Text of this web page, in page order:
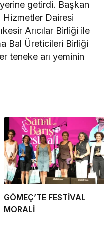
getirdi. Başkan
Hizmetler Dairesi
Arıcılar Birliği ile
Bal Üreticileri Birliği
teneke arı yeminin
GÖMEÇ’TE FESTİVAL
MORALİ